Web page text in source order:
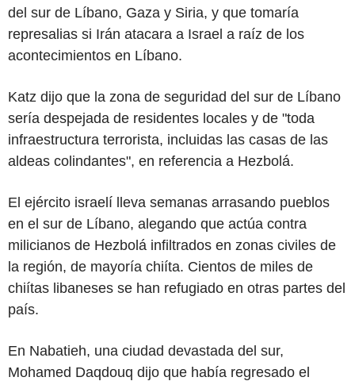
del sur de Líbano, Gaza y Siria, y que tomaría
represalias si Irán atacara a Israel a raíz de los
acontecimientos en Líbano.
Katz dijo que la zona de seguridad del sur de Líbano
sería despejada de residentes locales y de "toda
infraestructura terrorista, incluidas las casas de las
aldeas colindantes", en referencia a Hezbolá.
El ejército israelí lleva semanas arrasando pueblos
en el sur de Líbano, alegando que actúa contra
milicianos de Hezbolá infiltrados en zonas civiles de
la región, de mayoría chiíta. Cientos de miles de
chiítas libaneses se han refugiado en otras partes del
país.
En Nabatieh, una ciudad devastada del sur,
Mohamed Daqdouq dijo que había regresado el